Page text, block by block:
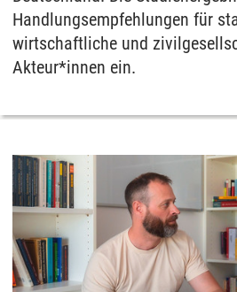
Handlungsempfehlungen für
wirtschaftliche und
Akteur*innen ein.